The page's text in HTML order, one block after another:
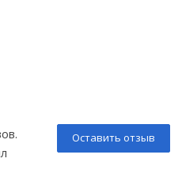
Оставить отзыв